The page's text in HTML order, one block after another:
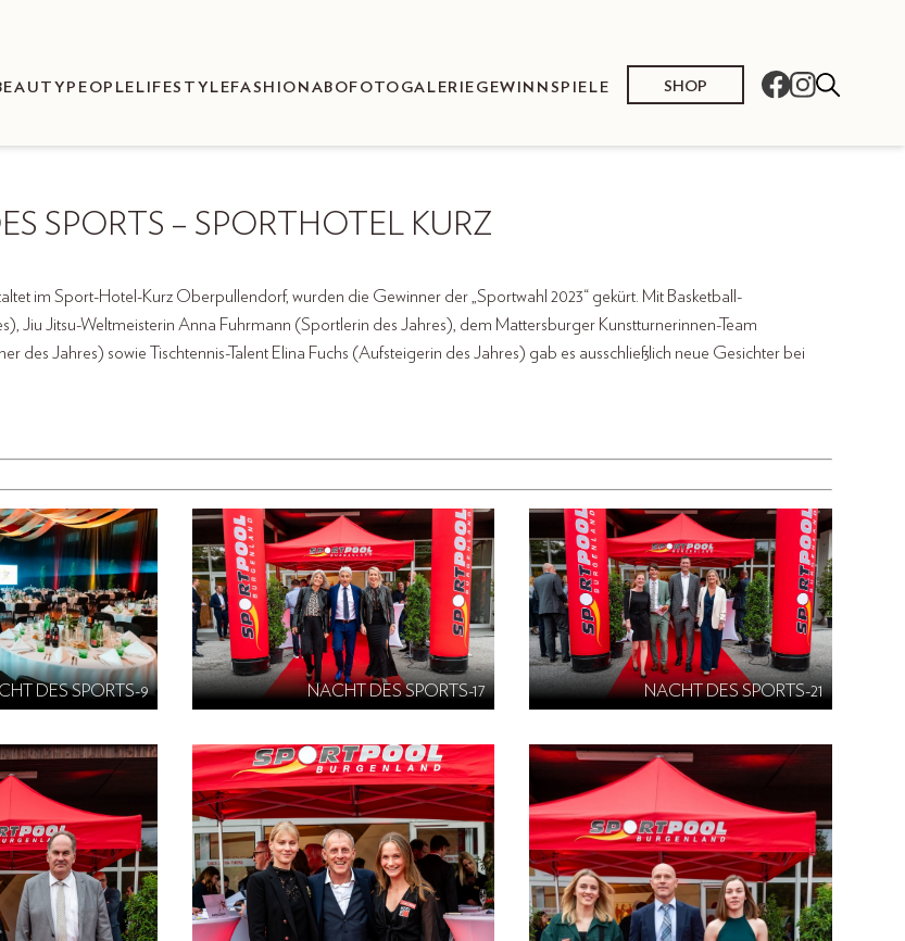
PEOPLE LIFESTYLEFASHION ABOFOTOGALERIE GEWINNSPIELE SHOP
SPORTS – SPORTHOTEL KURZ
im Sport-Hotel-Kurz Oberpullendorf, wurden die Gewinner der „Sportwahl 2023“ gekürt. Mit Basketball-
Jiu Jitsu-Weltmeisterin Anna Fuhrmann (Sportlerin des Jahres), dem Mattersburger Kunstturnerinnen-Team
des Jahres) sowie Tischtennis-Talent Elina Fuchs (Aufsteigerin des Jahres) gab es ausschließlich neue Gesichter bei
DES SPORTS-9 NACHT DES SPORTS-17 NACHT DES SPORTS-21